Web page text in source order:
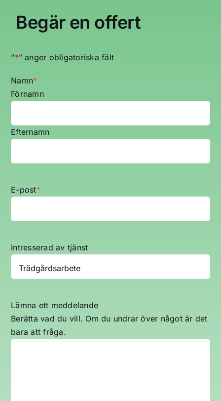
Begär en offert
”*” anger obligatoriska fält
Namn*
Förnamn
Efternamn
E-post*
Intresserad av tjänst
Lämna ett meddelande
Berätta vad du vill. Om du undrar över något är det
bara att fråga.